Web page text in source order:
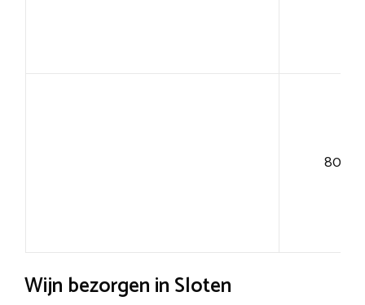
80+
Wijn bezorgen in Sloten